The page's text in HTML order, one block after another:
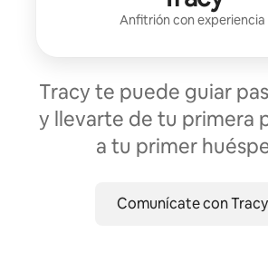
Anfitrión con experiencia
Tracy te puede guiar
y llevarte de tu primera
a tu primer
Comunícate con Tracy